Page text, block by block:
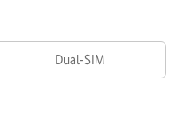
Dual-SIM